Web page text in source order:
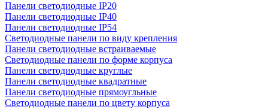
Панели светодиодные IP20
Панели светодиодные IP40
Панели светодиодные IP54
Светодиодные панели по виду крепления
Панели светодиодные встраиваемые
Светодиодные панели по форме корпуса
Панели светодиодные круглые
Панели светодиодные квадратные
Панели светодиодные прямоугльные
Светодиодные панели по цвету корпуса